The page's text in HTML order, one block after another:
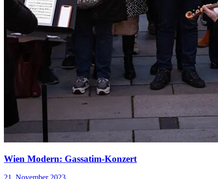
Wien Modern: Gassatim-Konzert